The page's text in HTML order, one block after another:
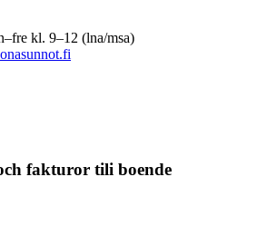
kl. 9–12 (lna/msa)
fakturor tili boende